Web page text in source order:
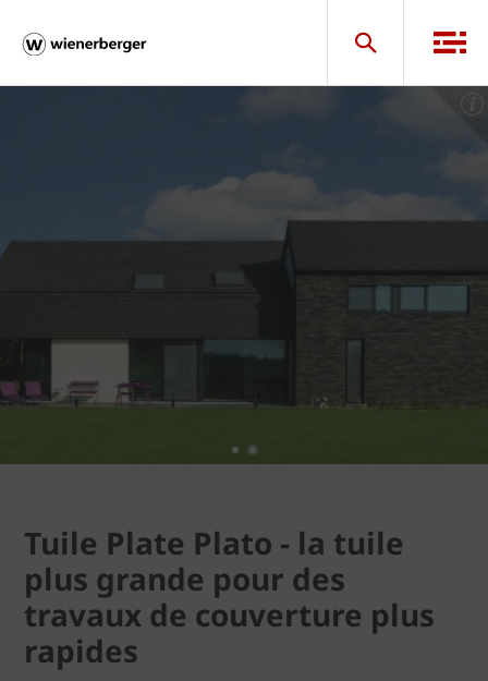
Tuile Plate Plato - la tuile
plus grande pour des
travaux de couverture plus
rapides